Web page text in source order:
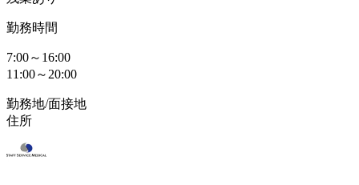
勤務時間
7:00～16:00
11:00～20:00
勤務地/面接地
住所